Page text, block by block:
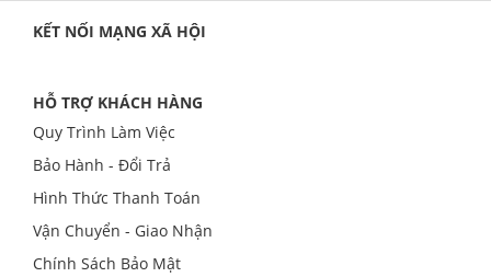
KẾT NỐI MẠNG XÃ HỘI
HỖ TRỢ KHÁCH HÀNG
Quy Trình Làm Việc
Bảo Hành - Đổi Trả
Hình Thức Thanh Toán
Vận Chuyển - Giao Nhận
Chính Sách Bảo Mật